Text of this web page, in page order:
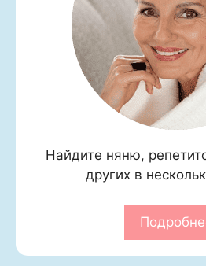
Найдите няню,
других в